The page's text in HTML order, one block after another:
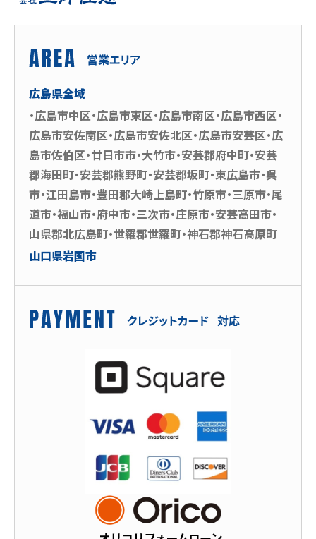
広島県全域
・広島市中区・広島市東区・広島市南区・広島市西区・
広島市安佐南区・広島市安佐北区・広島市安芸区・広
島市佐伯区・廿日市市・大竹市・安芸郡府中町・安芸
郡海田町・安芸郡熊野町・安芸郡坂町・東広島市・呉
市・江田島市・豊田郡大崎上島町・竹原市・三原市・尾
道市・福山市・府中市・三次市・庄原市・安芸高田市・
山県郡北広島町・世羅郡世羅町・神石郡神石高原町
山口県岩国市